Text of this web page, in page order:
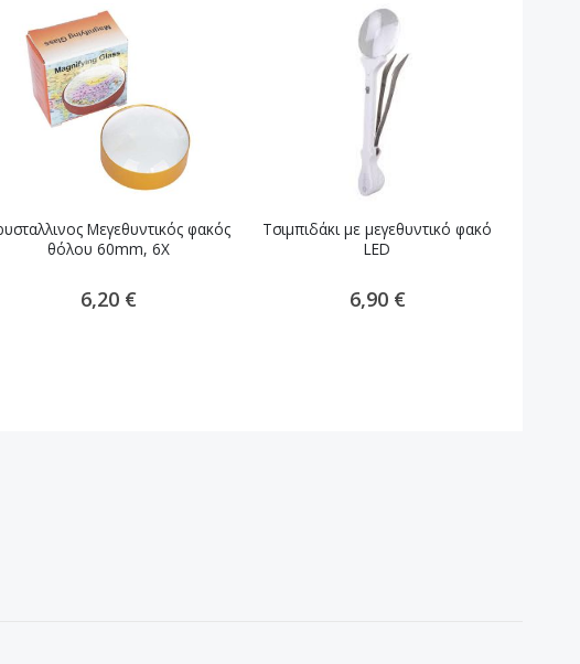
Μεγεθυντικός φακός
θόλου 60mm, 6X
6,20 €
Τσιμπιδάκι με μεγεθυντικό φακό
LED
6,90 €